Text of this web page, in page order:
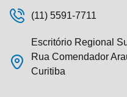
(11) 5591-7711
Escritório Regional
Rua Comendador
Curitiba